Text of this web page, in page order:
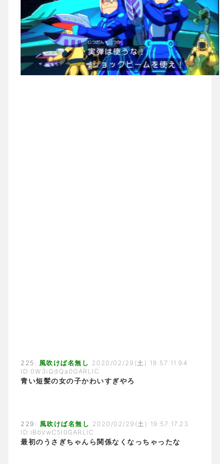
225: 風吹けば名無し 2020/02/29(土) 19:57:11.94
ID:0W3iQdQa0GARLIC
青い短髪の女の子かわいすぎやろ
229: 風吹けば名無し 2020/02/29(土) 19:57:17.23
ID:iBbVwC5I0GARLIC
最初のうさぎちゃんら関係なくなっちゃったな